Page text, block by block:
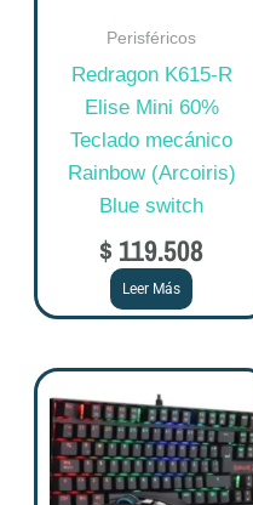
Perisféricos
Redragon K615-R
Elise Mini 60%
Teclado mecánico
Rainbow (Arcoiris)
Blue switch
$ 119.508
Leer Más